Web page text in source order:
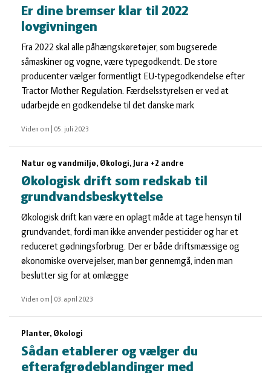
Er dine bremser klar til 2022
lovgivningen
Fra 2022 skal alle påhængskøretøjer, som bugserede
såmaskiner og vogne, være typegodkendt. De store
producenter vælger formentligt EU-typegodkendelse efter
Tractor Mother Regulation. Færdselsstyrelsen er ved at
udarbejde en godkendelse til det danske mark
Viden om 05. juli 2023
Natur og vandmiljø, Økologi, Jura +2 andre
Økologisk drift som redskab til
grundvandsbeskyttelse
Økologisk drift kan være en oplagt måde at tage hensyn til
grundvandet, fordi man ikke anvender pesticider og har et
reduceret gødningsforbrug. Der er både driftsmæssige og
økonomiske overvejelser, man bør gennemgå, inden man
beslutter sig for at omlægge
Viden om 03. april 2023
Planter, Økologi
Sådan etablerer og vælger du
efterafgrødeblandinger med